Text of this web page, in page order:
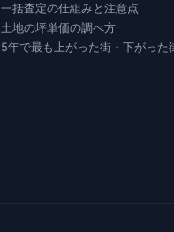
一括査定の仕組みと注意点
土地の坪単価の調べ方
5年で最も上がった街・下がった